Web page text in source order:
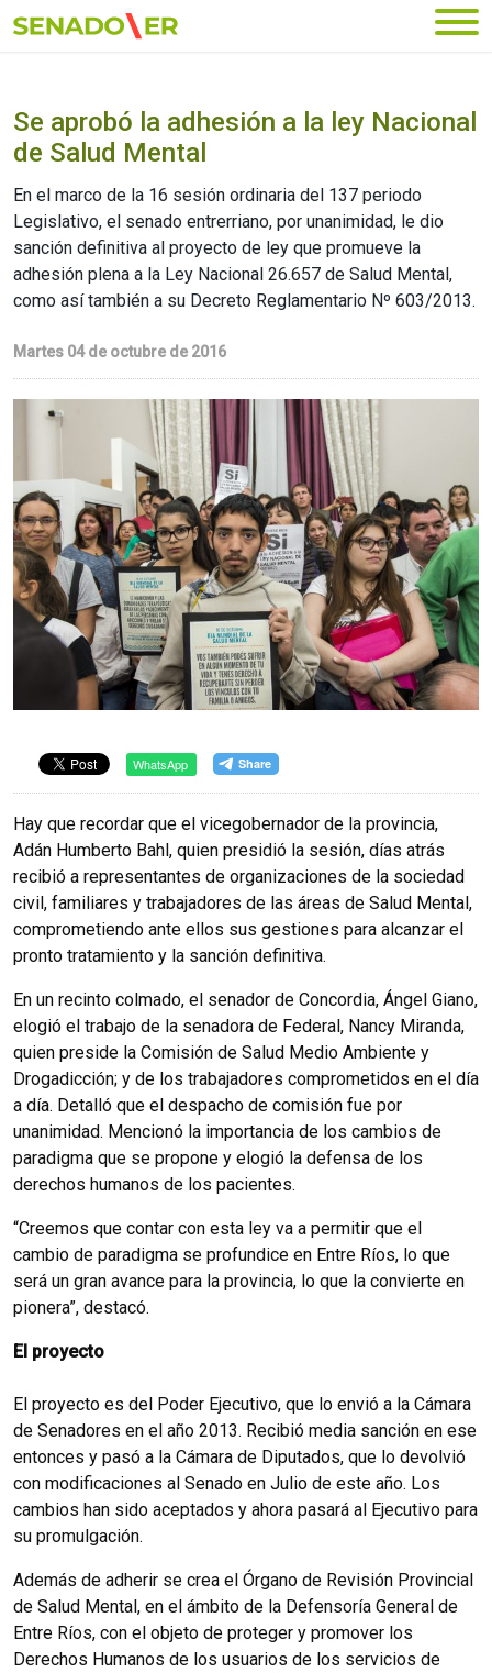
Ir al menú principal
Se aprobó la adhesión a la ley Nacional
de Salud Mental
En el marco de la 16 sesión ordinaria del 137 periodo
Legislativo, el senado entrerriano, por unanimidad, le dio
sanción definitiva al proyecto de ley que promueve la
adhesión plena a la Ley Nacional 26.657 de Salud Mental,
como así también a su Decreto Reglamentario Nº 603/2013.
Martes 04 de octubre de 2016
WhatsApp
Hay que recordar que el vicegobernador de la provincia,
Adán Humberto Bahl, quien presidió la sesión, días atrás
recibió a representantes de organizaciones de la sociedad
civil, familiares y trabajadores de las áreas de Salud Mental,
comprometiendo ante ellos sus gestiones para alcanzar el
pronto tratamiento y la sanción definitiva.
En un recinto colmado, el senador de Concordia, Ángel Giano,
elogió el trabajo de la senadora de Federal, Nancy Miranda,
quien preside la Comisión de Salud Medio Ambiente y
Drogadicción; y de los trabajadores comprometidos en el día
a día. Detalló que el despacho de comisión fue por
unanimidad. Mencionó la importancia de los cambios de
paradigma que se propone y elogió la defensa de los
derechos humanos de los pacientes.
“Creemos que contar con esta ley va a permitir que el
cambio de paradigma se profundice en Entre Ríos, lo que
será un gran avance para la provincia, lo que la convierte en
pionera”, destacó.
El proyecto
El proyecto es del Poder Ejecutivo, que lo envió a la Cámara
de Senadores en el año 2013. Recibió media sanción en ese
entonces y pasó a la Cámara de Diputados, que lo devolvió
con modificaciones al Senado en Julio de este año. Los
cambios han sido aceptados y ahora pasará al Ejecutivo para
su promulgación.
Además de adherir se crea el Órgano de Revisión Provincial
de Salud Mental, en el ámbito de la Defensoría General de
Entre Ríos, con el objeto de proteger y promover los
Derechos Humanos de los usuarios de los servicios de